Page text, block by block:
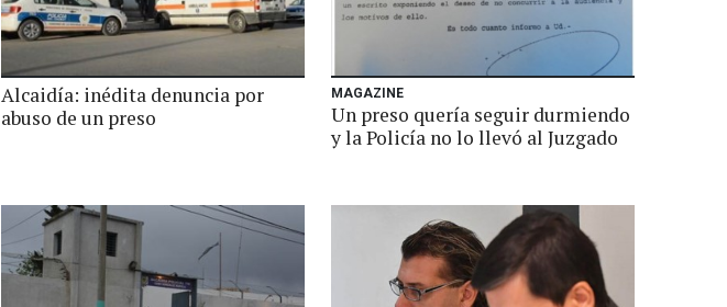
Alcaidía: inédita denuncia por
abuso de un preso
MAGAZINE
Un preso quería seguir durmiendo
y la Policía no lo llevó al Juzgado